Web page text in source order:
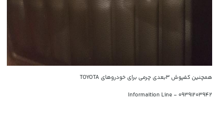
همچنین کفپوش 3بعدی چرمی برای خودروهای TOYOTA
09391203942 - Informaition Line